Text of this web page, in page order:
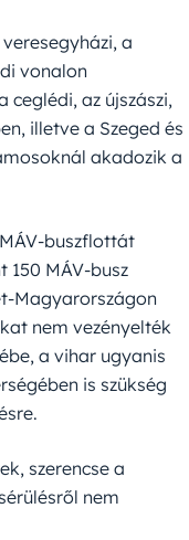
a
vonalon
az újszászi,
illetve a Szeged és
akadozik a
buszflottát
MÁV-busz
Magyarországon
nem vezényelték
a vihar ugyanis
is szükség
szerencse a
nem